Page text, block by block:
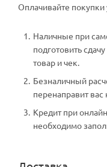
Оплачивайте
Наличные при
подготовить
товар и чек.
Безналичный
перенаправит
Кредит при
необходимо